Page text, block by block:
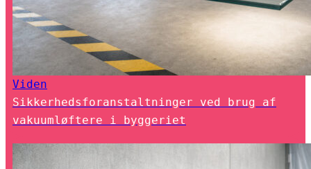
Viden
Sikkerhedsforanstaltninger ved brug af
vakuumløftere i byggeriet